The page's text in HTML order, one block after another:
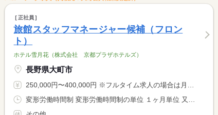
正社員
旅館スタッフマネージャー候補（フロン
ト）
ホテル雪月花（株式会社 京都プラザホテルズ）
長野県大町市
250,000円〜400,000円 ※フルタイム求人の場合は月額（換算額）、パート求人の場合は時間額を表示しています。